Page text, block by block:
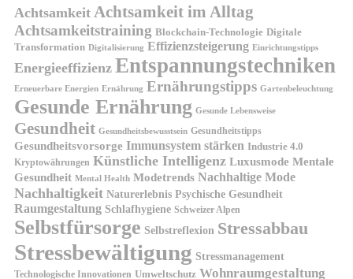
Achtsamkeit Achtsamkeit im Alltag
Achtsamkeitstraining Blockchain-Technologie Digitale
Transformation Digitalisierung Effizienzsteigerung Einrichtungstipps
Energieeffizienz Entspannungstechniken
Erneuerbare Energien Ernährung Ernährungstipps Gartenbeleuchtung
Gesunde Ernährung Gesunde Lebensweise
Gesundheit Gesundheitsbewusstsein Gesundheitstipps
Gesundheitsvorsorge Immunsystem stärken Industrie 4.0
Kryptowährungen Künstliche Intelligenz Luxusmode Mentale
Gesundheit Mental Health Modetrends Nachhaltige Mode
Nachhaltigkeit Naturerlebnis Psychische Gesundheit
Raumgestaltung Schlafhygiene Schweizer Alpen
Selbstfürsorge Selbstreflexion Stressabbau
Stressbewältigung Stressmanagement
Technologische Innovationen Umweltschutz Wohnraumgestaltung